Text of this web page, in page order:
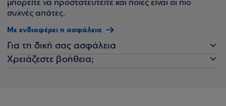
μπορείτε να προστατευτείτε και ποιες είναι οι πιο
συχνές απάτες.
Με ενδιαφέρει η ασφάλεια
Για τη δική σας ασφάλεια
Χρειάζεστε βοήθεια;